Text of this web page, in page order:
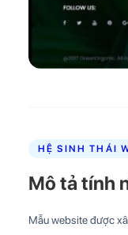
HỆ SINH THÁI
Mô tả tính
Mẫu website được